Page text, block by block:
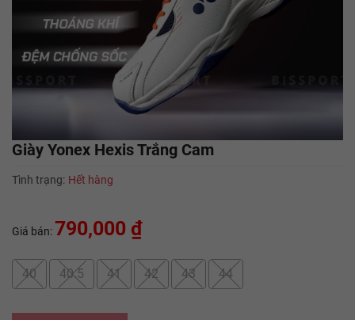
Giày Yonex Hexis Trắng Cam
Tình trạng: Hết hàng
Giá bán:790,000 ₫
40 40.5 41 42 43 44